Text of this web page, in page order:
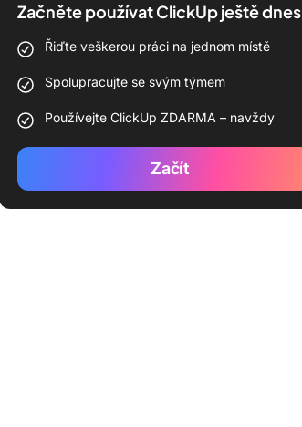
Začněte používat ClickUp ještě dnes
Řiďte veškerou práci na jednom místě
Spolupracujte se svým týmem
Používejte ClickUp ZDARMA – navždy
Začít